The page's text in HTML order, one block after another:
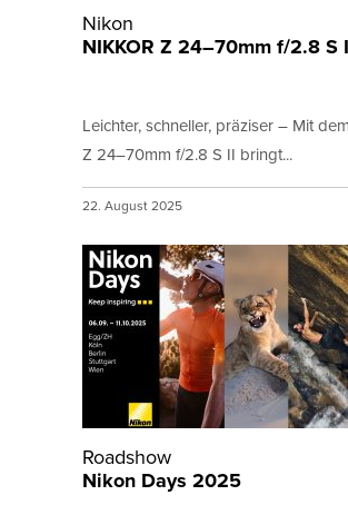
Nikon
NIKKOR Z 24–70mm f/2.8 S
Leichter, schneller, präziser – Mit
Z 24–70mm f/2.8 S II bringt...
22. August 2025
Roadshow
Nikon Days 2025